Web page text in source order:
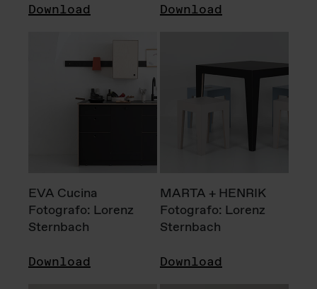
Download Download
EVA Cucina
Fotografo: Lorenz
Sternbach
Download
MARTA + HENRIK
Fotografo: Lorenz
Sternbach
Download